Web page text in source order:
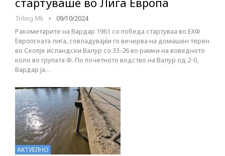
Triling Mk 09/10/2024
Ракометарите на Вардар 1961 со победа стартуваа во ЕХФ
Европската лига, совладувајќи го вечерва на домашен терен
во Скопје исландски Валур со 33-26 во рамки на воведното
коло во групата Ф. По почетното водство на Валур од 2-0,
Вардар ја…
АКТУЕЛНО